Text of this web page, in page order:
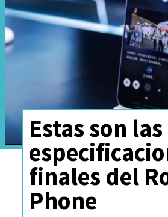
Estas son las
finales del
Phone